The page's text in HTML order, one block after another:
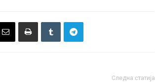
Следна статија